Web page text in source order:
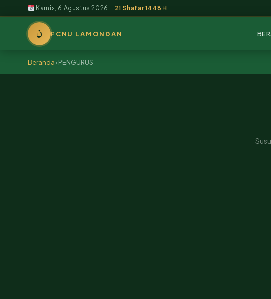
Kamis, 6 Agustus 2026 | 21 Shafar 1448 H
ن PCNU LAMONGAN
Beranda›PENGURUS